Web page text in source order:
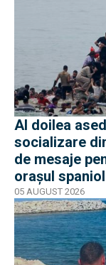
Al doilea
socializare
de mesaje
orașul spaniol
05 AUGUST 2026